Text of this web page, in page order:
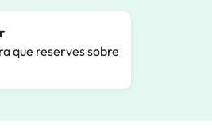
que reserves sobre